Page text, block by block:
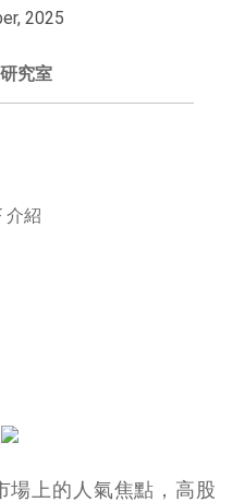
2025
究室
介紹
場上的人氣焦點，高股